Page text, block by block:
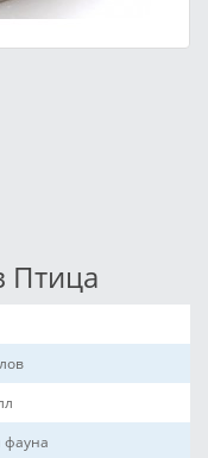
Птица
фауна